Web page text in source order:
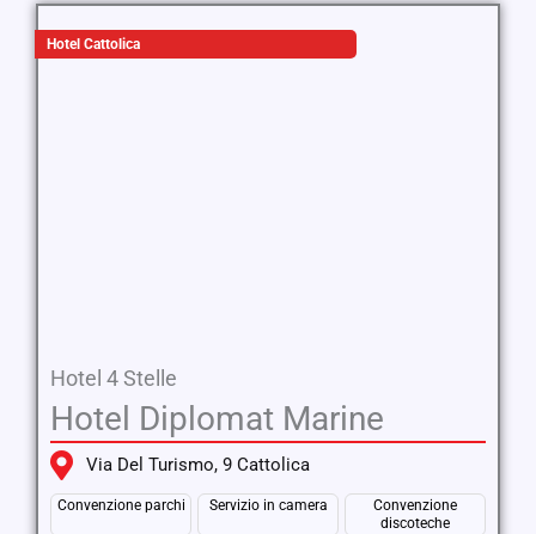
Hotel Cattolica
Hotel 4 Stelle
Hotel Diplomat Marine
Via Del Turismo, 9 Cattolica
Convenzione parchi Servizio in camera
Convenzione
discoteche